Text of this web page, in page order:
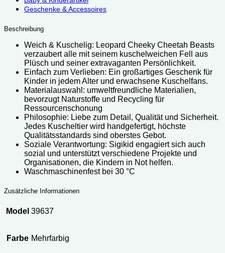
Geschenke & Accessoires
Beschreibung
Weich & Kuschelig: Leopard Cheeky Cheetah Beasts
verzaubert alle mit seinem kuschelweichen Fell aus
Plüsch und seiner extravaganten Persönlichkeit.
Einfach zum Verlieben: Ein großartiges Geschenk für
Kinder in jedem Alter und erwachsene Kuschelfans.
Materialauswahl: umweltfreundliche Materialien,
bevorzugt Naturstoffe und Recycling für
Ressourcenschonung
Philosophie: Liebe zum Detail, Qualität und Sicherheit.
Jedes Kuscheltier wird handgefertigt, höchste
Qualitätsstandards sind oberstes Gebot.
Soziale Verantwortung: Sigikid engagiert sich auch
sozial und unterstützt verschiedene Projekte und
Organisationen, die Kindern in Not helfen.
Waschmaschinenfest bei 30 °C
Zusätzliche Informationen
Model 39637
Farbe Mehrfarbig